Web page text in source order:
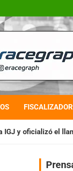
a Asamblea